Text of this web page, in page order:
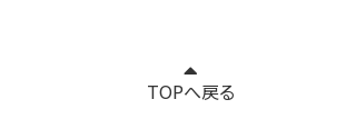
TOPへ戻る